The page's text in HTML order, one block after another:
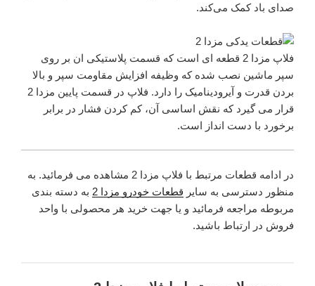
صدای باد کمک می‌کند.
فلاپ مزدا 2 قطعه ای است که قسمت پلاستیکی ان بر روی
سپر ماشین نصب شده که وظیفه افزایش مقاومت سپر و بالا
بردن قدرت و آیرودینامیک را دارد. فلاپ در قسمت پایین مزدا 2
قرار می گیرد که نقش اساسی آن، کم کردن فشار در برابر
برخورد با دست انداز است.
در ادامه قطعات مرتبط با فلاپ مزدا 2 مشاهده می فرمائید. به
منظور دسترسی به سایر قطعات خودرو مزدا 2
به دسته بندی
مربوطه مراجعه فرمائید و یا جهت خرید هر محصولی با واحد
فروش در ارتباط باشید.